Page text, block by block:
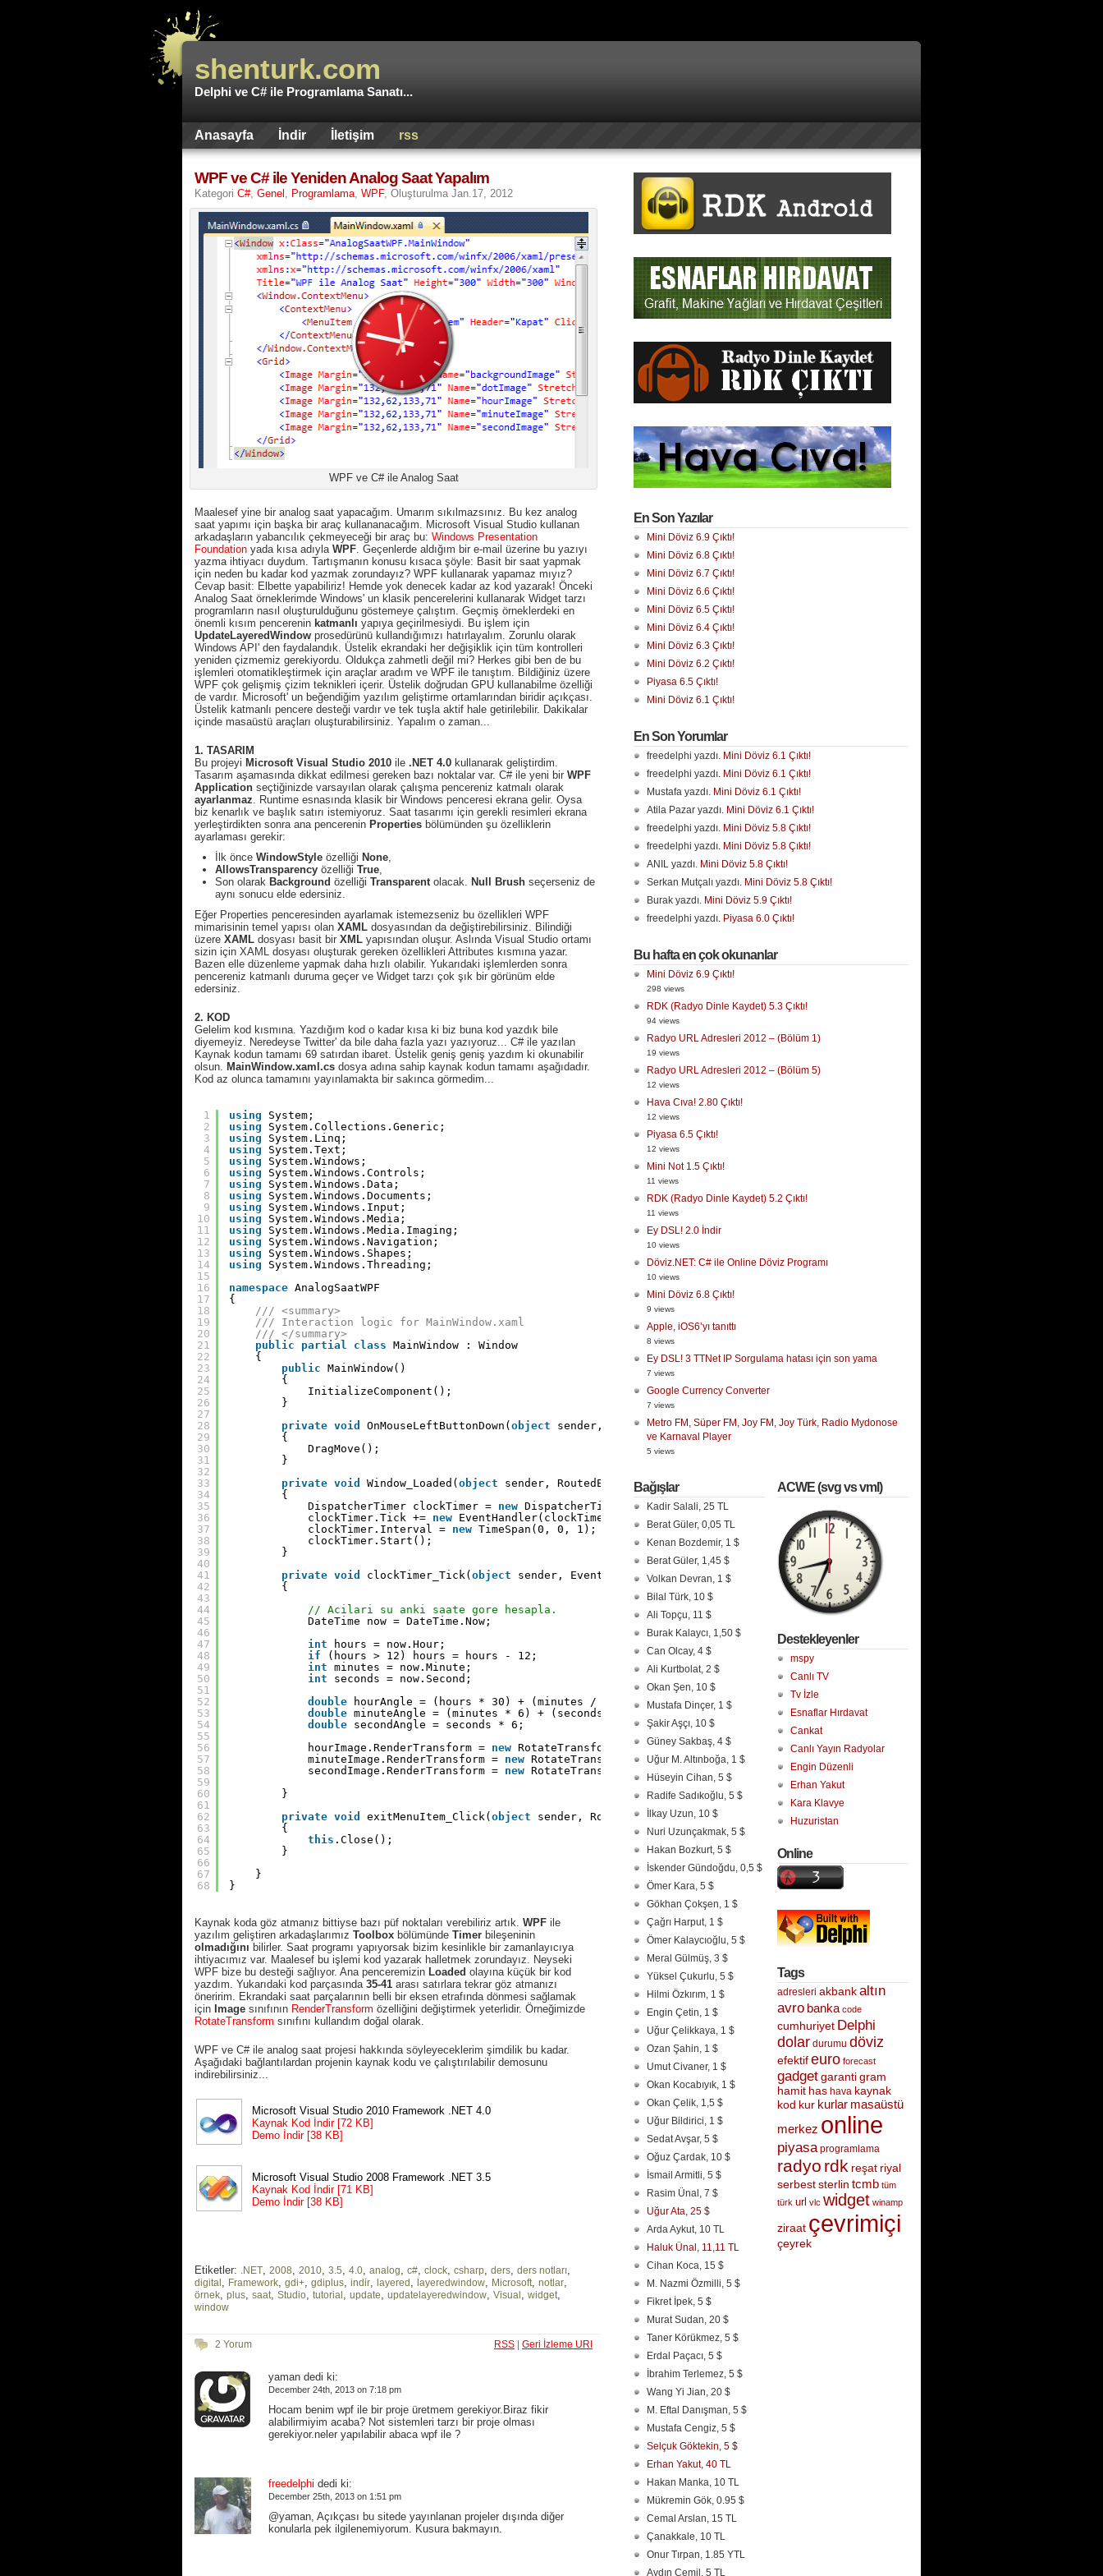
shenturk.com
Delphi ve C# ile Programlama Sanatı...
Anasayfa İndir İletişim rss
WPF ve C# ile Yeniden Analog Saat Yapalım
Kategori C#, Genel , Programlama, WPF, Oluşturulma Jan.17, 2012
WPF ve C# ile Analog Saat
Maalesef yine bir analog saat yapacağım. Umarım sıkılmazsınız. Bu kez analog
saat yapımı için başka bir araç kullananacağım. Microsoft Visual Studio kullanan
arkadaşların yabancılık çekmeyeceği bir araç bu: Windows Presentation
Foundation yada kısa adıyla WPF. Geçenlerde aldığım bir e-mail üzerine bu yazıyı
yazma ihtiyacı duydum. Tartışmanın konusu kısaca şöyle: Basit bir saat yapmak
için neden bu kadar kod yazmak zorundayız? WPF kullanarak yapamaz mıyız?
Cevap basit: Elbette yapabiliriz! Hemde yok denecek kadar az kod yazarak! Önceki
Analog Saat örneklerimde Windows' un klasik pencerelerini kullanarak Widget tarzı
programların nasıl oluşturulduğunu göstemeye çalıştım. Geçmiş örneklerdeki en
önemli kısım pencerenin katmanlı yapıya geçirilmesiydi. Bu işlem için
UpdateLayeredWindow prosedürünü kullandığımızı hatırlayalım. Zorunlu olarak
Windows API' den faydalandık. Üstelik ekrandaki her değişiklik için tüm kontrolleri
yeniden çizmemiz gerekiyordu. Oldukça zahmetli değil mi? Herkes gibi ben de bu
işlemleri otomatikleştirmek için araçlar aradım ve WPF ile tanıştım. Bildiğiniz üzere
WPF çok gelişmiş çizim teknikleri içerir. Üstelik doğrudan GPU kullanabilme özelliği
de vardır. Microsoft' un beğendiğim yazılım geliştirme ortamlarından biridir açıkçası.
Üstelik katmanlı pencere desteği vardır ve tek tuşla aktif hale getirilebilir. Dakikalar
içinde masaüstü araçları oluşturabilirsiniz. Yapalım o zaman...
1. TASARIM
Bu projeyi Microsoft Visual Studio 2010 ile .NET 4.0 kullanarak geliştirdim.
Tasarım aşamasında dikkat edilmesi gereken bazı noktalar var. C# ile yeni bir WPF
Application seçtiğinizde varsayılan olarak çalışma pencereniz katmalı olarak
ayarlanmaz. Runtime esnasında klasik bir Windows penceresi ekrana gelir. Oysa
biz kenarlık ve başlık satırı istemiyoruz. Saat tasarımı için gerekli resimleri ekrana
yerleştirdikten sonra ana pencerenin Properties bölümünden şu özelliklerin
ayarlaması gerekir:
İlk önce WindowStyle özelliği None,
AllowsTransparency özelliği True,
Son olarak Background özelliği Transparentolacak. Null Brush seçerseniz de
aynı sonucu elde edersiniz.
Eğer Properties penceresinden ayarlamak istemezseniz bu özellikleri WPF
mimarisinin temel yapısı olan XAML dosyasından da değiştirebilirsiniz. Bilindiği
üzere XAML dosyası basit bir XML yapısından oluşur. Aslında Visual Studio ortamı
sizin için XAML dosyası oluşturak gereken özellikleri Attributes kısmına yazar.
Bazen elle düzenleme yapmak daha hızlı olabilir. Yukarıdaki işlemlerden sonra
pencereniz katmanlı duruma geçer ve Widget tarzı çok şık bir görünüm elde
edersiniz.
2. KOD
Gelelim kod kısmına. Yazdığım kod o kadar kısa ki biz buna kod yazdık bile
diyemeyiz. Neredeyse Twitter' da bile daha fazla yazı yazıyoruz... C# ile yazılan
Kaynak kodun tamamı 69 satırdan ibaret. Üstelik geniş geniş yazdım ki okunabilir
olsun. MainWindow.xaml.cs dosya adına sahip kaynak kodun tamamı aşağıdadır.
Kod az olunca tamamını yayınlamakta bir sakınca görmedim...
1
2
3
4
5
6
7
8
9
10
11
12
13
14
15
16
17
18
19
20
21
22
23
24
25
26
27
28
29
30
31
32
33
34
35
36
37
38
39
40
41
42
43
44
45
46
47
48
49
50
51
52
53
54
55
56
57
58
59
60
61
62
63
64
65
66
67
68
using
System;
using
System.Collections.Generic;
using
System.Linq;
using
System.Text;
using
System.Windows;
using
System.Windows.Controls;
using
System.Windows.Data;
using
System.Windows.Documents;
using
System.Windows.Input;
using
System.Windows.Media;
using
System.Windows.Media.Imaging;
using
System.Windows.Navigation;
using
System.Windows.Shapes;
using
System.Windows.Threading;
namespace AnalogSaatWPF
{
/// <summary>
/// Interaction logic for MainWindow.xaml
/// </summary>
public
partial class
MainWindow : Window
{
public
MainWindow()
{
InitializeComponent();
}
private void OnMouseLeftButtonDown(object
sender, MouseButtonEventArgs e)
{
DragMove();
}
private void Window_Loaded(object
sender, RoutedEventArgs e)
{
DispatcherTimer clockTimer = new DispatcherTimer();
clockTimer.Tick += new EventHandler(clockTimer_Tick);
clockTimer.Interval = new TimeSpan(0, 0, 1);
clockTimer.Start();
}
private void clockTimer_Tick(object
sender, EventArgs e)
{
// Acilari su anki saate gore hesapla.
DateTime now = DateTime.Now;
int
hours = now.Hour;
if
(hours > 12) hours = hours - 12;
int
minutes = now.Minute;
int
seconds = now.Second;
double
hourAngle = (hours * 30) + (minutes / 2);
double minuteAngle = (minutes * 6) + (seconds / 10);
double secondAngle = seconds * 6;
hourImage.RenderTransform = new RotateTransform(hourAngle);
minuteImage.RenderTransform = new RotateTransform(minuteAngle);
secondImage.RenderTransform = new RotateTransform(secondAngle);
}
private void exitMenuItem_Click(object
sender, RoutedEventArgs e)
{
this .Close();
}
}
}
Kaynak koda göz atmanız bittiyse bazı püf noktaları verebiliriz artık. WPF ile
yazılım geliştiren arkadaşlarımız Toolbox bölümünde Timer bileşeninin
olmadığını bilirler. Saat programı yapıyorsak bizim kesinlikle bir zamanlayıcıya
ihtiyacımız var. Maalesef bu işlemi kod yazarak halletmek zorundayız. Neyseki
WPF bize bu desteği sağlıyor. Ana penceremizin Loaded olayına küçük bir kod
yazdım. Yukarıdaki kod parçasında 35-41 arası satırlara tekrar göz atmanızı
öneririm. Ekrandaki saat parçalarının belli bir eksen etrafında dönmesi sağlamak
için Image sınıfının RenderTransform özelliğini değiştirmek yeterlidir. Örneğimizde
RotateTransform sınıfını kullandım doğal olarak.
WPF ve C# ile analog saat projesi hakkında söyleyeceklerim şimdilik bu kadar.
Aşağıdaki bağlantılardan projenin kaynak kodu ve çalıştırılabilir demosunu
indirebilirsiniz...
Microsoft Visual Studio 2010 Framework .NET 4.0
Kaynak Kod İndir [72 KB]
Demo İndir [38 KB]
Microsoft Visual Studio 2008 Framework .NET 3.5
Kaynak Kod İndir [71 KB]
Demo İndir [38 KB]
Etiketler: .NET 2008 2010 3.5 4.0 analog c# clock csharp ders ders notları
digital Framework gdi+ gdiplus indir layered layeredwindow Microsoft notlar
örnek plus saat Studio tutorial update updatelayeredwindow Visual widget
window
RSS Geri İzleme URI
2 Yorum
yaman dedi ki:
December 24th, 2013 on 7:18 pm
Hocam benim wpf ile bir proje üretmem gerekiyor.Biraz fikir
alabilirmiyim acaba? Not sistemleri tarzı bir proje olması
gerekiyor.neler yapılabilir abaca wpf ile ?
freedelphi dedi ki:
December 25th, 2013 on 1:51 pm
@yaman, Açıkçası bu sitede yayınlanan projeler dışında diğer
konularla pek ilgilenemiyorum. Kusura bakmayın.
En Son Yazılar
Mini Döviz 6.9 Çıktı!
Mini Döviz 6.8 Çıktı!
Mini Döviz 6.7 Çıktı!
Mini Döviz 6.6 Çıktı!
Mini Döviz 6.5 Çıktı!
Mini Döviz 6.4 Çıktı!
Mini Döviz 6.3 Çıktı!
Mini Döviz 6.2 Çıktı!
Piyasa 6.5 Çıktı!
Mini Döviz 6.1 Çıktı!
En Son Yorumlar
freedelphi yazdı. Mini Döviz 6.1 Çıktı!
freedelphi yazdı. Mini Döviz 6.1 Çıktı!
Mustafa yazdı. Mini Döviz 6.1 Çıktı!
Atila Pazar yazdı. Mini Döviz 6.1 Çıktı!
freedelphi yazdı. Mini Döviz 5.8 Çıktı!
freedelphi yazdı. Mini Döviz 5.8 Çıktı!
ANIL yazdı. Mini Döviz 5.8 Çıktı!
Serkan Mutçalı yazdı. Mini Döviz 5.8 Çıktı!
Burak yazdı. Mini Döviz 5.9 Çıktı!
freedelphi yazdı. Piyasa 6.0 Çıktı!
Bu hafta en çok okunanlar
Mini Döviz 6.9 Çıktı!
298 views
RDK (Radyo Dinle Kaydet) 5.3 Çıktı!
94 views
Radyo URL Adresleri 2012 – (Bölüm 1)
19 views
Radyo URL Adresleri 2012 – (Bölüm 5)
12 views
Hava Cıva! 2.80 Çıktı!
12 views
Piyasa 6.5 Çıktı!
12 views
Mini Not 1.5 Çıktı!
11 views
RDK (Radyo Dinle Kaydet) 5.2 Çıktı!
11 views
Ey DSL! 2.0 İndir
10 views
Döviz.NET: C# ile Online Döviz Programı
10 views
Mini Döviz 6.8 Çıktı!
9 views
Apple, iOS6’yı tanıttı
8 views
Ey DSL! 3 TTNet IP Sorgulama hatası için son yama
7 views
Google Currency Converter
7 views
Metro FM, Süper FM, Joy FM, Joy Türk, Radio Mydonose
ve Karnaval Player
5 views
Bağışlar
Kadir Salali, 25 TL
Berat Güler, 0,05 TL
Kenan Bozdemir, 1 $
Berat Güler, 1,45 $
Volkan Devran, 1 $
Bilal Türk, 10 $
Ali Topçu, 11 $
Burak Kalaycı, 1,50 $
Can Olcay, 4 $
Ali Kurtbolat, 2 $
Okan Şen, 10 $
Mustafa Dinçer, 1 $
Şakir Aşçı, 10 $
Güney Sakbaş, 4 $
Uğur M. Altınboğa, 1 $
Hüseyin Cihan, 5 $
Radife Sadıkoğlu, 5 $
İlkay Uzun, 10 $
Nuri Uzunçakmak, 5 $
Hakan Bozkurt, 5 $
İskender Gündoğdu, 0,5 $
Ömer Kara, 5 $
Gökhan Çokşen, 1 $
Çağrı Harput, 1 $
Ömer Kalaycıoğlu, 5 $
Meral Gülmüş, 3 $
Yüksel Çukurlu, 5 $
Hilmi Özkırım, 1 $
Engin Çetin, 1 $
Uğur Çelikkaya, 1 $
Ozan Şahin, 1 $
Umut Civaner, 1 $
Okan Kocabıyık, 1 $
Okan Çelik, 1,5 $
Uğur Bildirici, 1 $
Sedat Avşar, 5 $
Oğuz Çardak, 10 $
İsmail Armitli, 5 $
Rasim Ünal, 7 $
Uğur Ata, 25 $
Arda Aykut, 10 TL
Haluk Ünal, 11,11 TL
Cihan Koca, 15 $
M. Nazmi Özmilli, 5 $
Fikret İpek, 5 $
Murat Sudan, 20 $
Taner Körükmez, 5 $
Erdal Paçacı, 5 $
İbrahim Terlemez, 5 $
Wang Yi Jian, 20 $
M. Eftal Danışman, 5 $
Mustafa Cengiz, 5 $
Selçuk Göktekin, 5 $
Erhan Yakut, 40 TL
Hakan Manka, 10 TL
Mükremin Gök, 0.95 $
Cemal Arslan, 15 TL
Çanakkale, 10 TL
Onur Tırpan, 1.85 YTL
Aydın Cemil, 5 TL
ACWE (svg vs vml)
Destekleyenler
mspy
Canlı TV
Tv İzle
Esnaflar Hırdavat
Cankat
Canlı Yayın Radyolar
Engin Düzenli
Erhan Yakut
Kara Klavye
Huzuristan
Online
Tags
adresleri akbankaltın
avro banka code
cumhuriyet Delphi
dolar durumu döviz
efektifeuro forecast
gadget garanti gram
hamit has hava kaynak
kod kur kurlar masaüstü
merkez online
piyasa programlama
radyo rdk reşat riyal
serbeststerlin tcmb tüm
türk url vlc widget winamp
ziraat çevrimiçi
çeyrek